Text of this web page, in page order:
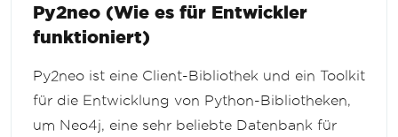
Py2neo (Wie es für Entwickler
funktioniert)
Py2neo ist eine Client-Bibliothek und ein Toolkit
für die Entwicklung von Python-Bibliotheken,
um Neo4j, eine sehr beliebte Datenbank für